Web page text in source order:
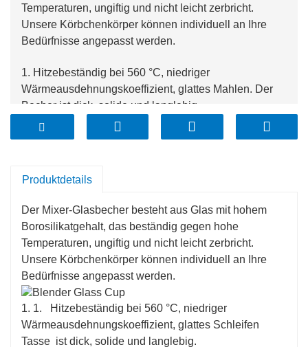
Temperaturen, ungiftig und nicht leicht zerbricht.
Unsere Körbchenkörper können individuell an Ihre
Bedürfnisse angepasst werden.
1. Hitzebeständig bei 560 °C, niedriger
Wärmeausdehnungskoeffizient, glattes Mahlen. Der
Becher ist dick, solide und langlebig.
2. Das Glas ist sehr sauber und gesund
3. Hitzebeständig und hochtransparent
Produktdetails
Der Mixer-Glasbecher besteht aus Glas mit hohem
Borosilikatgehalt, das beständig gegen hohe
Temperaturen, ungiftig und nicht leicht zerbricht.
Unsere Körbchenkörper können individuell an Ihre
Bedürfnisse angepasst werden.
1. 1. Hitzebeständig bei 560 °C, niedriger
Wärmeausdehnungskoeffizient, glattes Schleifen
Tasse ist dick, solide und langlebig.